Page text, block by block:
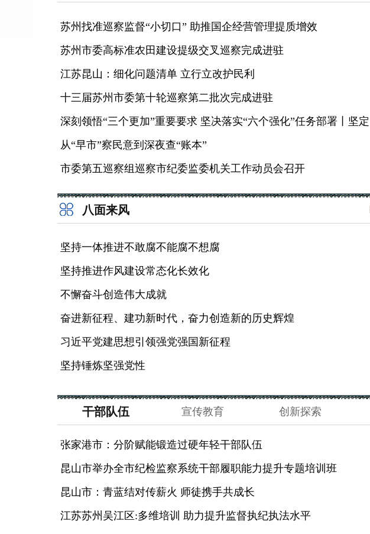
苏州找准巡察监督“小切口” 助推国企经营管理提质增效
苏州市委高标准农田建设提级交叉巡察完成进驻
江苏昆山：细化问题清单 立行立改护民利
十三届苏州市委第十轮巡察第二批次完成进驻
从“早市”察民意到深夜查“账本”
市委第五巡察组巡察市纪委监委机关工作动员会召开
八面来风
坚持一体推进不敢腐不能腐不想腐
坚持推进作风建设常态化长效化
不懈奋斗创造伟大成就
奋进新征程、建功新时代，奋力创造新的历史辉煌
习近平党建思想引领强党强国新征程
坚持锤炼坚强党性
干部队伍 宣传教育 创新探索
张家港市：分阶赋能锻造过硬年轻干部队伍
昆山市举办全市纪检监察系统干部履职能力提升专题培训班
昆山市：青蓝结对传薪火 师徒携手共成长
江苏苏州吴江区:多维培训 助力提升监督执纪执法水平